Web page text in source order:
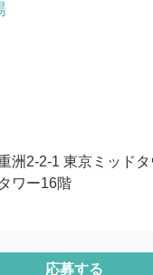
洲2-2-1 東京ミッドタ
ワー16階
応募する